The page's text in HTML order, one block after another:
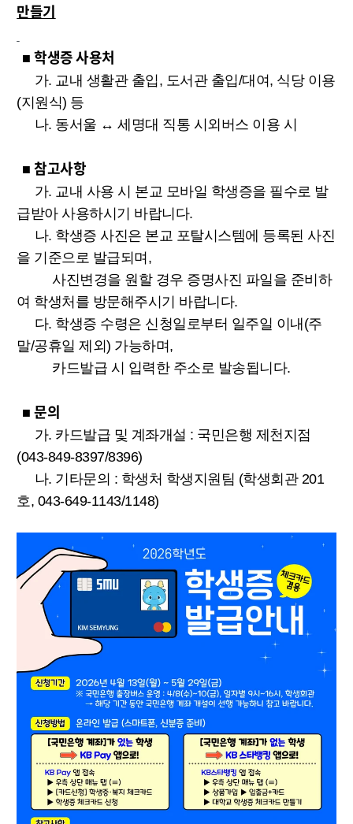
만들기
■학생증 사용처
가. 교내 생활관 출입, 도서관 출입/대여, 식당 이용
(지원식) 등
나. 동서울 ↔ 세명대 직통 시외버스 이용 시
■참고사항
가. 교내 사용 시 본교 모바일 학생증을 필수로 발
급받아 사용하시기 바랍니다.
나. 학생증 사진은 본교 포탈시스템에 등록된 사진
을 기준으로 발급되며,
사진변경을 원할 경우 증명사진 파일을 준비하
여 학생처를 방문해주시기 바랍니다.
다. 학생증 수령은 신청일로부터 일주일 이내(주
말/공휴일 제외) 가능하며,
카드발급 시 입력한 주소로 발송됩니다.
■문의
가. 카드발급 및 계좌개설 : 국민은행 제천지점
(043-849-8397/8396)
나. 기타문의 : 학생처 학생지원팀 (학생회관 201
호, 043-649-1143/1148)